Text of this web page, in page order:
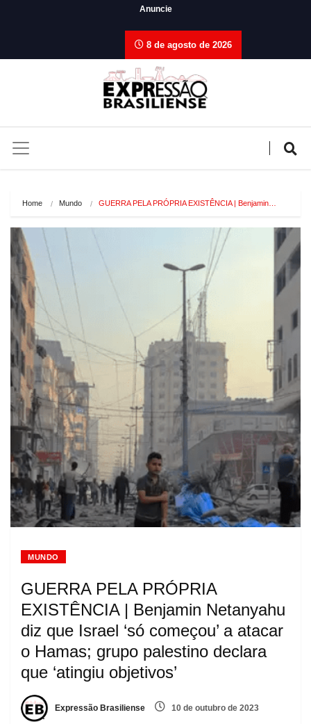
Anuncie
8 de agosto de 2026
Home Mundo GUERRA PELA PRÓPRIA EXISTÊNCIA | Benjamin…
MUNDO
GUERRA PELA PRÓPRIA
EXISTÊNCIA | Benjamin Netanyahu
diz que Israel ‘só começou’ a atacar
o Hamas; grupo palestino declara
que ‘atingiu objetivos’
Expressão Brasiliense 10 de outubro de 2023